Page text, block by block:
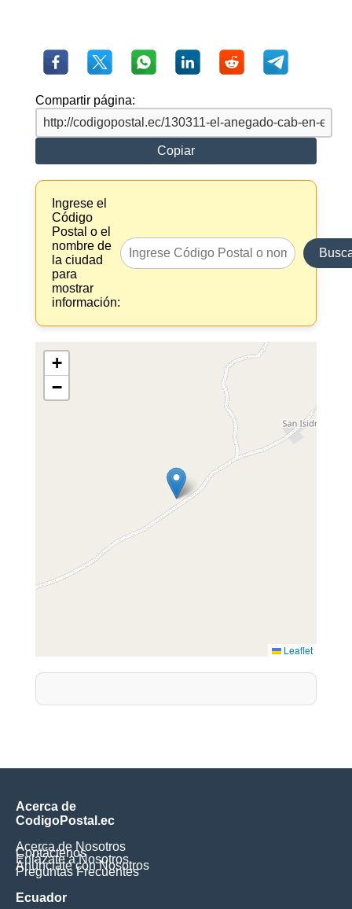
Compartir página:
Copiar
Ingrese el
Código
Postal o el
nombre de
la ciudad
para
mostrar
información:
+
−
Leaflet
Acerca de
CodigoPostal.ec
Acerca de Nosotros
Contáctenos
Enlázate a Nosotros
Anúnciate con Nosotros
Preguntas Frecuentes
Ecuador